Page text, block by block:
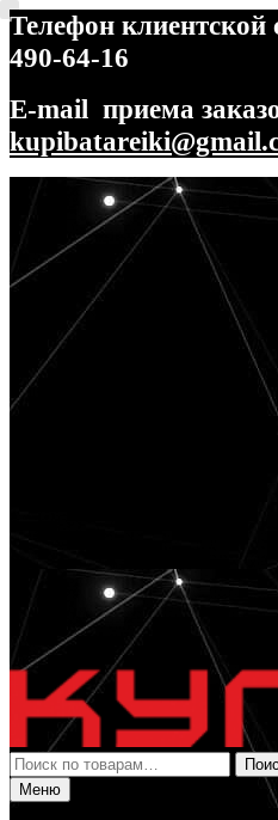
Телефон
490-64-16
E-mail приема
Перейти
навигации
Перейти
содержимому
Искать:
Меню